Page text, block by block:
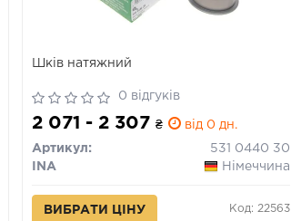
Шків натяжний
0 відгуків
2 071 - 2 307₴ від 0 дн.
Артикул:
531 0440 30
INA
Німеччина
ВИБРАТИ ЦІНУ Код: 22563